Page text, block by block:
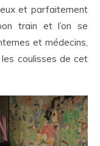
et parfaitement
train et l’on se
et médecins,
coulisses de cet